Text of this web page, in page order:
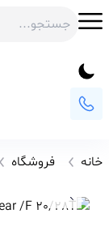
خانه فروشگاه